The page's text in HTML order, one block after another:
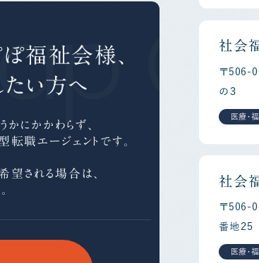
福祉会様、
たい方へ
にかかわらず、
転職エージェントです。
望される場合は、
社会
〒506-
の３
医療・
社会
〒506-
番地２５
医療・